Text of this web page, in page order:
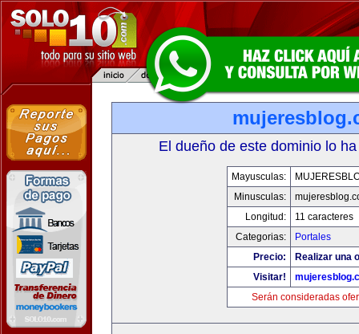
El dueño de este dominio lo
Mayusculas:
Minusculas:
Longitud:
11 caracteres
Categorias:
Portales
Precio:
Realizar una
Visitar!
Serán consideradas